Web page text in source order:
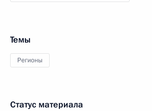
Темы
Регионы
Статус материала